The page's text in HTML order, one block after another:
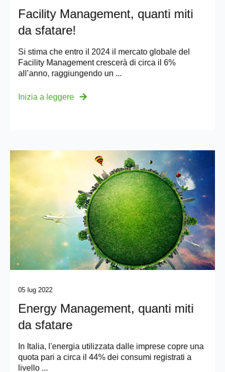
Facility Management, quanti miti
da sfatare!
Si stima che entro il 2024 il mercato globale del
Facility Management crescerà di circa il 6%
all’anno, raggiungendo un ...
Inizia a leggere
05 lug 2022
Energy Management, quanti miti
da sfatare
In Italia, l'energia utilizzata dalle imprese copre una
quota pari a circa il 44% dei consumi registrati a
livello ...